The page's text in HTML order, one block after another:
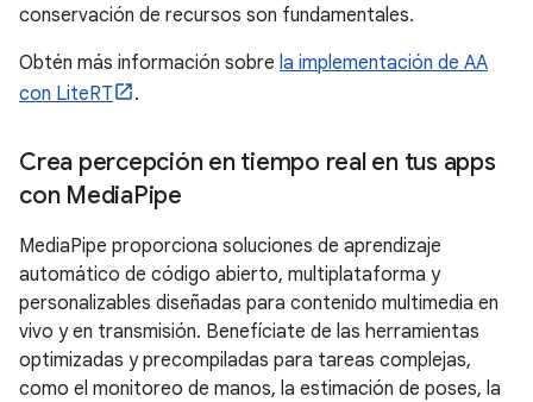
conservación de recursos son fundamentales.
Obtén más información sobre la implementación de AA
con LiteRT
.
Crea percepción en tiempo real en tus apps
con MediaPipe
MediaPipe proporciona soluciones de aprendizaje
automático de código abierto, multiplataforma y
personalizables diseñadas para contenido multimedia en
vivo y en transmisión. Benefíciate de las herramientas
optimizadas y precompiladas para tareas complejas,
como el monitoreo de manos, la estimación de poses, la